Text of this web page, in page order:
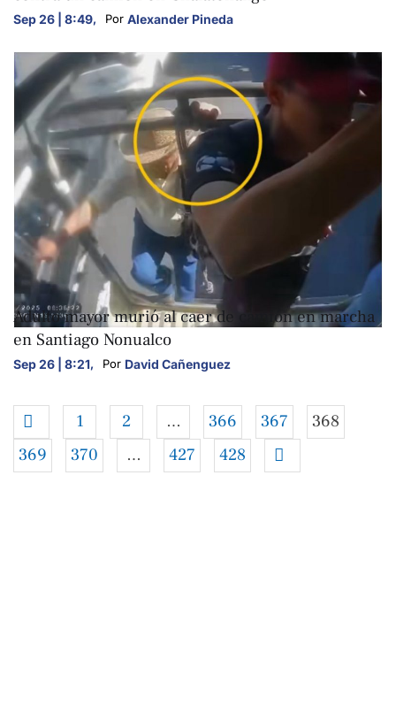
Sep 26 | 8:49, Por Alexander Pineda
NACIONALES
Adulto mayor murió al caer de camión en marcha
en Santiago Nonualco
Sep 26 | 8:21, Por David Cañenguez
1 2 … 366 367
368
369
370 … 427 428